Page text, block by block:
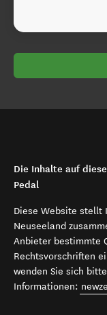
Die Inhalte auf
Pedal
Diese Website stellt
Neuseeland
Anbieter bestimmte
Rechtsvorschriften
wenden Sie sich
Informationen: